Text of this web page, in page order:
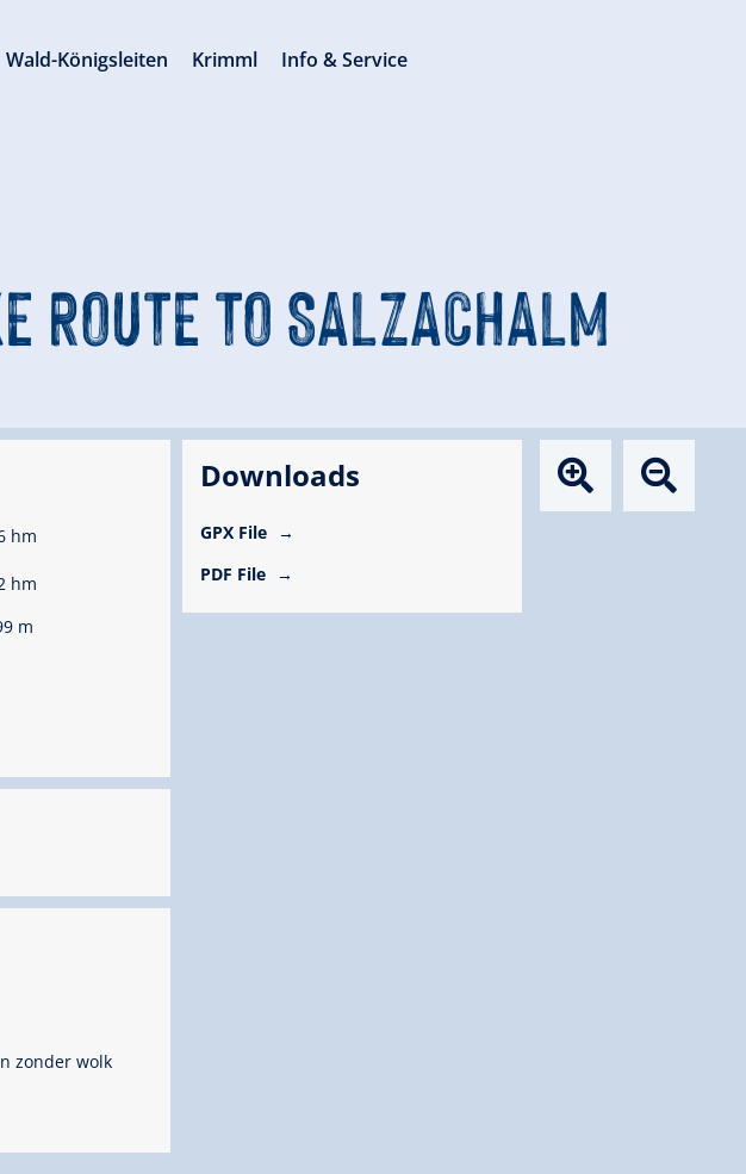
ROUTE TO SALZACHALM
hm
hm
m
zonder wolk
Downloads
GPX File
PDF File
Wald-Königsleiten Krimml Info & Service